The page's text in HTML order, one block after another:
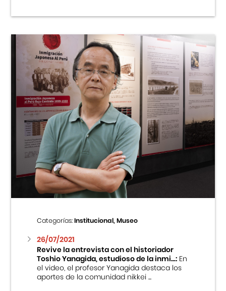
Categorías:Institucional, Museo
26/07/2021
Revive la entrevista con el historiador
Toshio Yanagida, estudioso de la inmi...:En
el video, el profesor Yanagida destaca los
aportes de la comunidad nikkei ...